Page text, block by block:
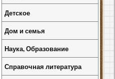
Детское
Дом и семья
Наука, Образование
Справочная литература